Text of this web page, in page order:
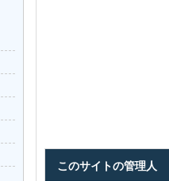
このサイトの管理人